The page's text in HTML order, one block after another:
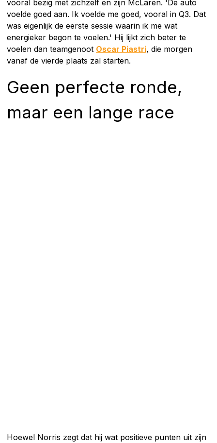
vooral bezig met zichzelf en zijn McLaren. 'De auto
voelde goed aan. Ik voelde me goed, vooral in Q3. Dat
was eigenlijk de eerste sessie waarin ik me wat
energieker begon te voelen.' Hij lijkt zich beter te
voelen dan teamgenoot Oscar Piastri, die morgen
vanaf de vierde plaats zal starten.
Geen perfecte ronde,
maar een lange race
Hoewel Norris zegt dat hij wat positieve punten uit zijn